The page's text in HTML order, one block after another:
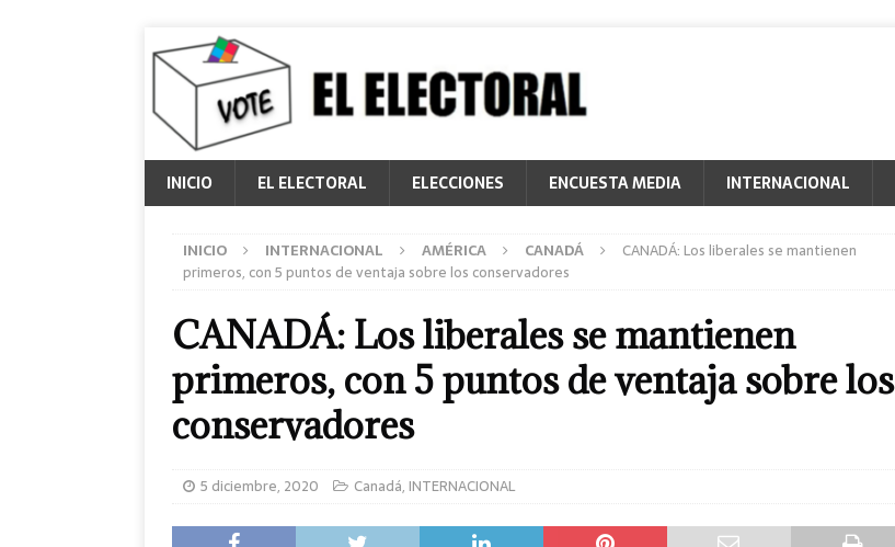
INICIO EL ELECTORAL ELECCIONES ENCUESTA MEDIA INTERNACIONAL
INICIO INTERNACIONAL AMÉRICA CANADÁ
CANADÁ: Los liberales se mantienen
primeros, con 5 puntos de ventaja sobre los conservadores
CANADÁ: Los liberales se mantienen
primeros, con 5 puntos de ventaja sobre los
conservadores
5 diciembre, 2020 Canadá, INTERNACIONAL